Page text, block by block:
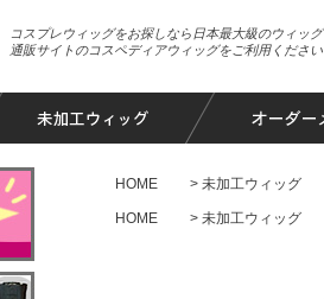
コスプレウィッグをお探しなら日本最大級のウィッグ
通販サイトのコスペディアウィッグをご利用ください
HOME 未加工ウィッグ
HOME 未加工ウィッグ